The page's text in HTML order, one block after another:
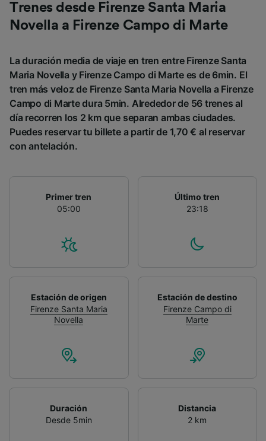
Trenes desde Firenze Santa Maria
Novella a Firenze Campo di Marte
La duración media de viaje en tren entre Firenze Santa
Maria Novella y Firenze Campo di Marte es de 6min. El
tren más veloz de Firenze Santa Maria Novella a Firenze
Campo di Marte dura 5min. Alrededor de 56 trenes al
día recorren los 2 km que separan ambas ciudades.
Puedes reservar tu billete a partir de 1,70 € al reservar
con antelación.
Primer tren
05:00
Último tren
23:18
Estación de origen
Firenze Santa Maria
Novella
Estación de destino
Firenze Campo di
Marte
Duración
Desde 5min
Distancia
2 km